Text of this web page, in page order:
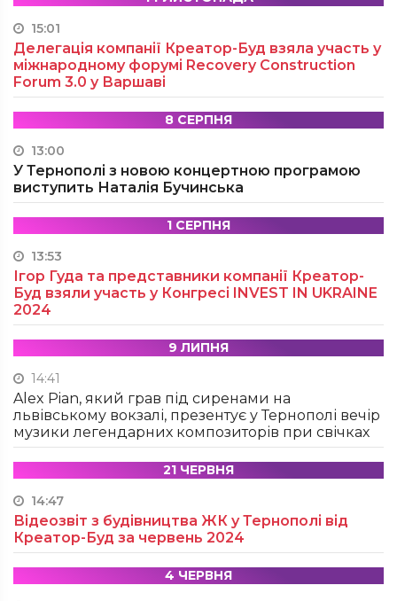
15:01
Делегація компанії Креатор-Буд взяла участь у
міжнародному форумі Recovery Construction
Forum 3.0 у Варшаві
8 СЕРПНЯ
13:00
У Тернополі з новою концертною програмою
виступить Наталія Бучинська
1 СЕРПНЯ
13:53
Ігор Гуда та представники компанії Креатор-
Буд взяли участь у Конгресі INVEST IN UKRAINE
2024
9 ЛИПНЯ
14:41
Alex Pian, який грав під сиренами на
львівському вокзалі, презентує у Тернополі вечір
музики легендарних композиторів при свічках
21 ЧЕРВНЯ
14:47
Відеозвіт з будівництва ЖК у Тернополі від
Креатор-Буд за червень 2024
4 ЧЕРВНЯ